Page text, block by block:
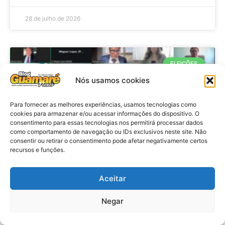
Nós usamos cookies
Para fornecer as melhores experiências, usamos tecnologias como
cookies para armazenar e/ou acessar informações do dispositivo. O
consentimento para essas tecnologias nos permitirá processar dados
como comportamento de navegação ou IDs exclusivos neste site. Não
consentir ou retirar o consentimento pode afetar negativamente certos
recursos e funções.
Aceitar
Negar
28 de julho de 2026
ELEIÇÕES
Eleições 2026: procuradores e
promotores eleitorais realizam
reunião de alinhamento no RN